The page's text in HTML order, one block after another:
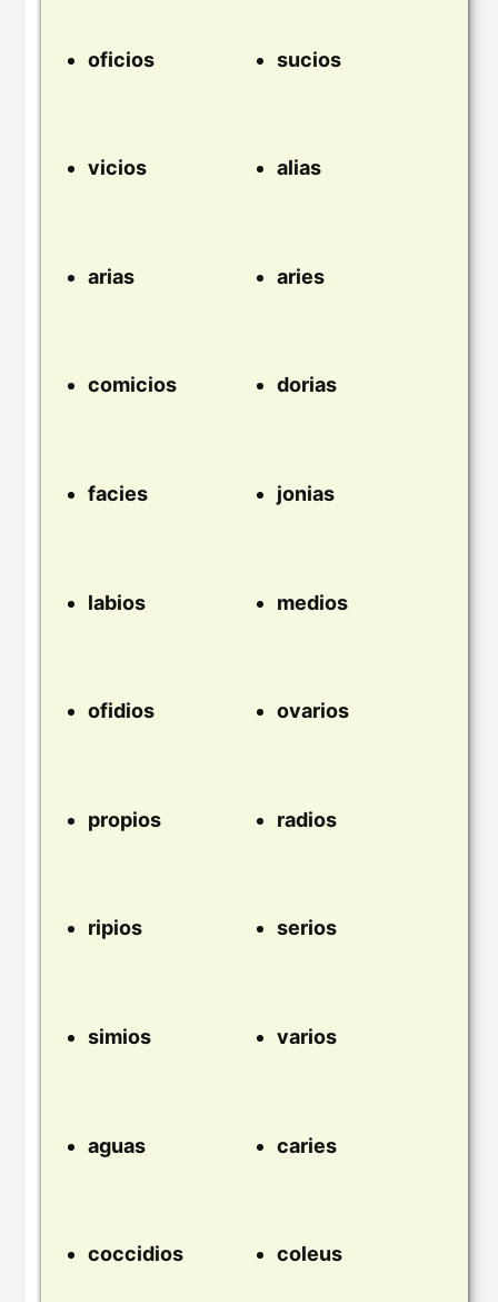
oficios sucios
vicios alias
arias aries
comicios dorias
facies jonias
labios medios
ofidios ovarios
propios radios
ripios serios
simios varios
aguas caries
coccidios coleus